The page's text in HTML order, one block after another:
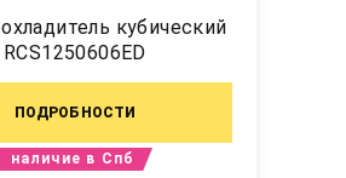
кубический
RCS1250606ED
ПОДРОБНОСТИ
наличие в Спб